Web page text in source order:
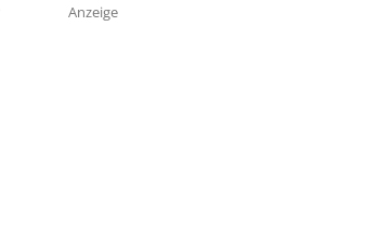
Anzeige